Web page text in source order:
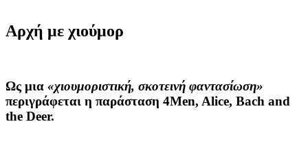
Αρχή με χιούμορ
Ως μια «χιουμοριστική, σκοτεινή φαντασίωση»
περιγράφεται η παράσταση 4Men, Alice, Bach and
the Deer.